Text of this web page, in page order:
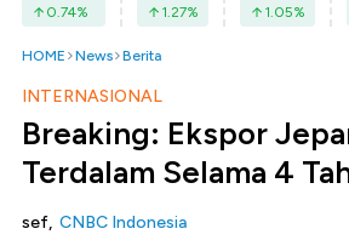
0.74% 1.27% 1.05%
HOME News Berita
INTERNASIONAL
Breaking: Ekspor
Terdalam Selama 4
sef, CNBC Indonesia